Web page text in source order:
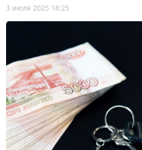
3 июля 2025 18:25